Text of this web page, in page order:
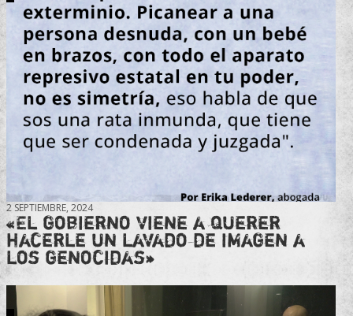
2 SEPTIEMBRE, 2024
«El gobierno viene a querer
hacerle un lavado de imagen a
los genocidas»